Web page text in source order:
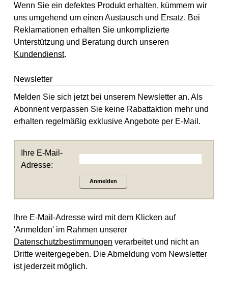
Wenn Sie ein defektes Produkt erhalten, kümmern wir
uns umgehend um einen Austausch und Ersatz. Bei
Reklamationen erhalten Sie unkomplizierte
Unterstützung und Beratung durch unseren
Kundendienst.
Newsletter
Melden Sie sich jetzt bei unserem Newsletter an. Als
Abonnent verpassen Sie keine Rabattaktion mehr und
erhalten regelmäßig exklusive Angebote per E-Mail.
Ihre E-Mail-
Adresse:
Anmelden
Ihre E-Mail-Adresse wird mit dem Klicken auf
'Anmelden' im Rahmen unserer
Datenschutzbestimmungen verarbeitet und nicht an
Dritte weitergegeben. Die Abmeldung vom Newsletter
ist jederzeit möglich.